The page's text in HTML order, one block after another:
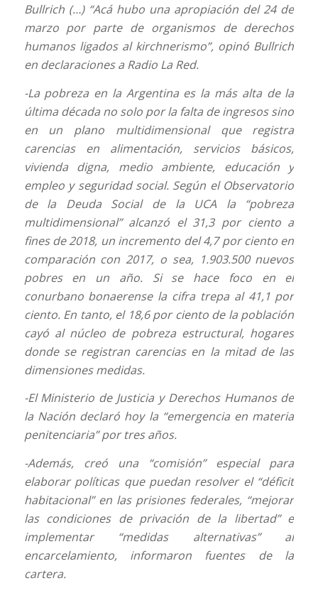
Bullrich (…) “Acá hubo una apropiación del 24 de
marzo por parte de organismos de derechos
humanos ligados al kirchnerismo”, opinó Bullrich
en declaraciones a Radio La Red.
-La pobreza en la Argentina es la más alta de la
última década no solo por la falta de ingresos sino
en un plano multidimensional que registra
carencias en alimentación, servicios básicos,
vivienda digna, medio ambiente, educación y
empleo y seguridad social. Según el Observatorio
de la Deuda Social de la UCA la “pobreza
multidimensional” alcanzó el 31,3 por ciento a
fines de 2018, un incremento del 4,7 por ciento en
comparación con 2017, o sea, 1.903.500 nuevos
pobres en un año. Si se hace foco en el
conurbano bonaerense la cifra trepa al 41,1 por
ciento. En tanto, el 18,6 por ciento de la población
cayó al núcleo de pobreza estructural, hogares
donde se registran carencias en la mitad de las
dimensiones medidas.
-El Ministerio de Justicia y Derechos Humanos de
la Nación declaró hoy la “emergencia en materia
penitenciaria” por tres años.
-Además, creó una “comisión” especial para
elaborar políticas que puedan resolver el “déficit
habitacional” en las prisiones federales, “mejorar
las condiciones de privación de la libertad” e
implementar “medidas alternativas” al
encarcelamiento, informaron fuentes de la
cartera.